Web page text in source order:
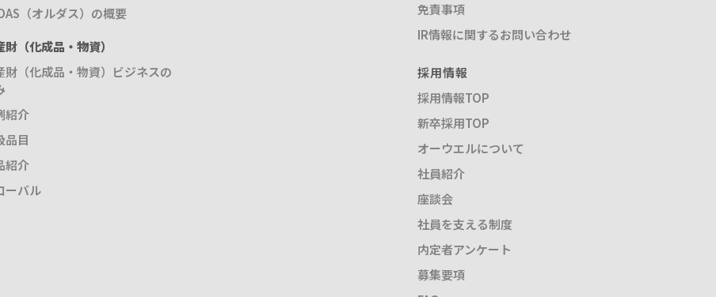
（オルダス）の概要
財（化成品・物資）
財（化成品・物資）ビジネスの
紹介
品目
紹介
ーバル
免責事項
IR情報に関するお問い合わせ
採用情報
採用情報TOP
新卒採用TOP
オーウエルについて
社員紹介
座談会
社員を支える制度
内定者アンケート
募集要項